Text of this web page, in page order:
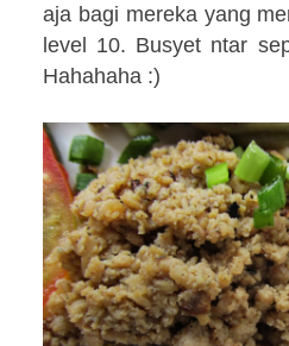
aja bagi mereka yang
level 10. Busyet ntar
Hahahaha :)